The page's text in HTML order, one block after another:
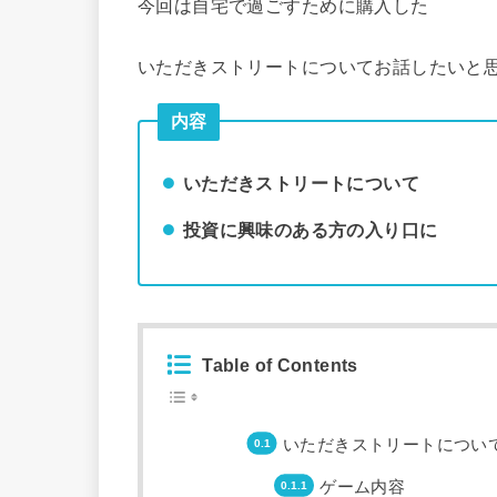
今回は自宅で過ごすために購入した
いただきストリートについてお話したいと
内容
いただきストリートについて
投資に興味のある方の入り口に
Table of Contents
いただきストリートについ
ゲーム内容